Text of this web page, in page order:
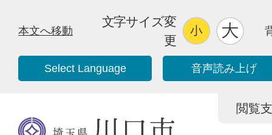
本文へ移動
文字サイズ変
更
Select Language 音声読み上げ
閲覧